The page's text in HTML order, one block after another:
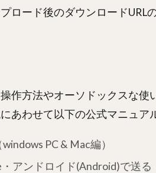
ロード後のダウンロードURL
作方法やオーソドックスな使
あわせて以下の公式マニュア
PC & Mac編）
アンドロイド(Android)で送る